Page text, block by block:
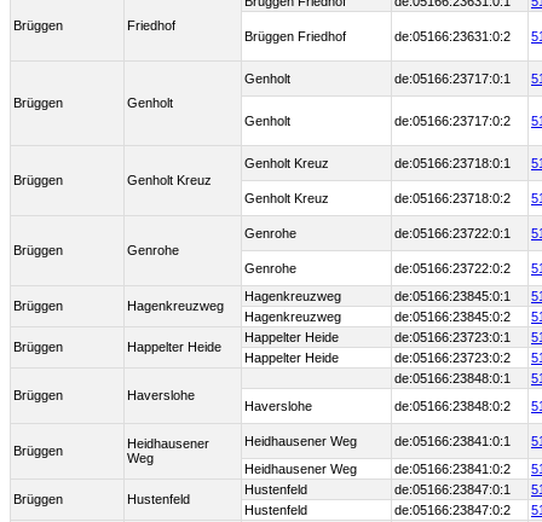
Brüggen Friedhof
Brüggen Friedhof de:05166:23631:0:2
Brüggen Genholt
Genholt de:05166:23717:0:1
Genholt de:05166:23717:0:2
Brüggen Genholt Kreuz
Genholt Kreuz de:05166:23718:0:1
Genholt Kreuz de:05166:23718:0:2
Brüggen Genrohe
Genrohe de:05166:23722:0:1
Genrohe de:05166:23722:0:2
Brüggen Hagenkreuzweg
Hagenkreuzweg de:05166:23845:0:1
Hagenkreuzweg
de:05166:23845:0:2
Brüggen Happelter Heide
Happelter Heide de:05166:23723:0:1
Happelter Heide
de:05166:23723:0:2
Brüggen Haverslohe
de:05166:23848:0:1
Haverslohe
de:05166:23848:0:2
Brüggen
Heidhausener
Weg
Heidhausener Weg de:05166:23841:0:1
Heidhausener Weg
de:05166:23841:0:2
Brüggen Hustenfeld
Hustenfeld de:05166:23847:0:1
Hustenfeld
de:05166:23847:0:2